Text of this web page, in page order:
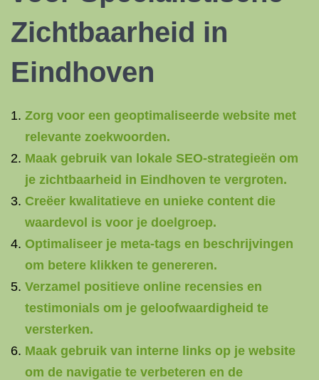
Zichtbaarheid in
Eindhoven
Zorg voor een geoptimaliseerde website met
relevante zoekwoorden.
Maak gebruik van lokale SEO-strategieën om
je zichtbaarheid in Eindhoven te vergroten.
Creëer kwalitatieve en unieke content die
waardevol is voor je doelgroep.
Optimaliseer je meta-tags en beschrijvingen
om betere klikken te genereren.
Verzamel positieve online recensies en
testimonials om je geloofwaardigheid te
versterken.
Maak gebruik van interne links op je website
om de navigatie te verbeteren en de